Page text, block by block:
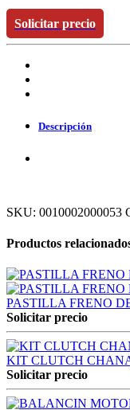
Solicitar precio
Descripción
SKU: 0010002000053
Productos
PASTILLA FRENO
Solicitar precio
KIT CLUTCH
Solicitar precio